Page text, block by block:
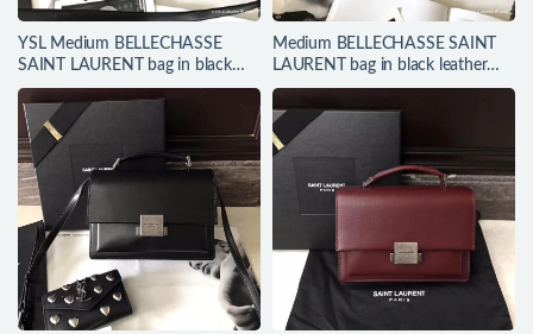
YSL Medium BELLECHASSE
SAINT LAURENT bag in black
leather and taupe suede
Medium BELLECHASSE SAINT
LAURENT bag in black leather
and taupe suede